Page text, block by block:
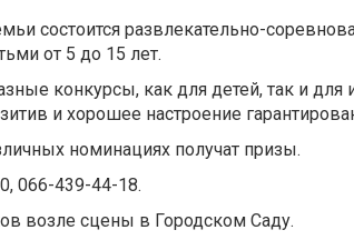
состоится развлекательно-
от 5 до 15 лет.
конкурсы, как для детей, так и для
и хорошее настроение
номинациях получат призы.
066-439-44-18.
возле сцены в Городском Саду.